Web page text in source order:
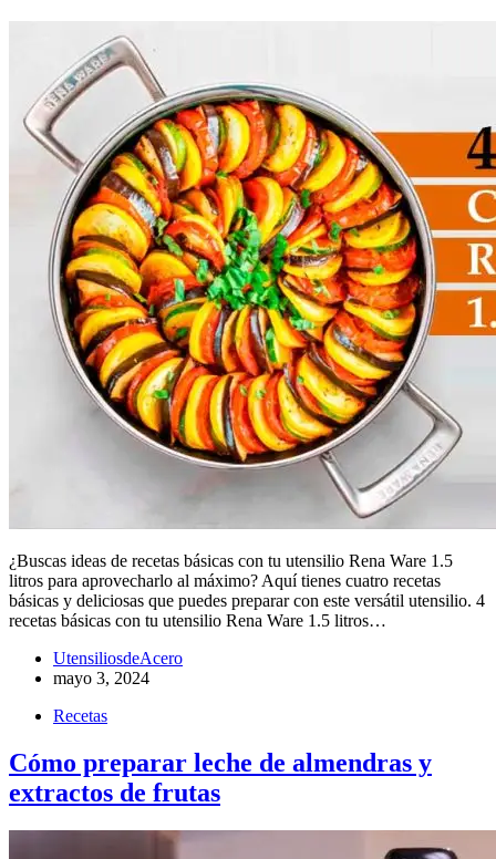
¿Buscas ideas de recetas básicas con tu utensilio Rena Ware 1.5
litros para aprovecharlo al máximo? Aquí tienes cuatro recetas
básicas y deliciosas que puedes preparar con este versátil utensilio. 4
recetas básicas con tu utensilio Rena Ware 1.5 litros…
UtensiliosdeAcero
mayo 3, 2024
Recetas
Cómo preparar leche de almendras y
extractos de frutas